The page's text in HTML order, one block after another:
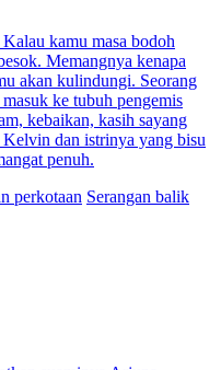
jahat. Apa peran Gereja
Besar Kota Ciko
Keamanan sinting yang
Kembali Serangan balik
diganti, anaknya
dan Rizky, ...Tonton